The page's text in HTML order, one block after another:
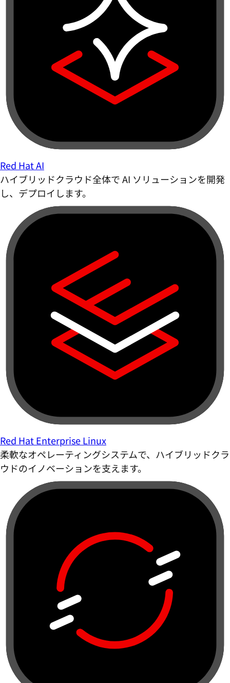
Red Hat AI
ハイブリッドクラウド全体で AI ソリューションを開発
し、デプロイします。
Red Hat Enterprise Linux
柔軟なオペレーティングシステムで、ハイブリッドクラ
ウドのイノベーションを支えます。